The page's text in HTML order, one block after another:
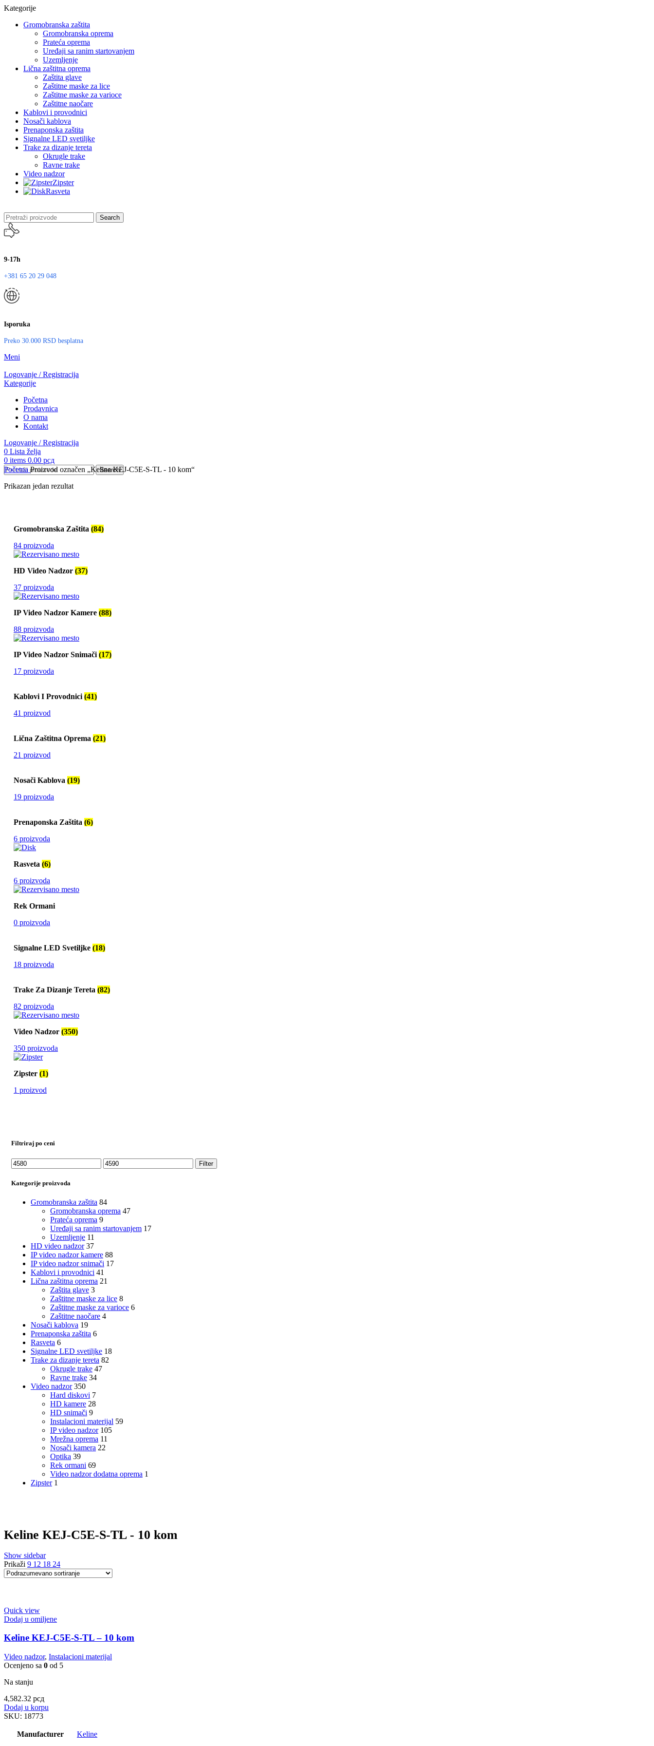
Kategorije
Gromobranska zaštita
Gromobranska oprema
Prateća oprema
Uređaji sa ranim startovanjem
Uzemljenje
Lična zaštitna oprema
Zaštita glave
Zaštitne maske za lice
Zaštitne maske za varioce
Zaštitne naočare
Kablovi i provodnici
Nosači kablova
Prenaponska zaštita
Signalne LED svetiljke
Trake za dizanje tereta
Okrugle trake
Ravne trake
Video nadzor
Zipster
Rasveta
Search
9-17h
+381 65 20 29 048
Isporuka
Preko 30.000 RSD besplatna
Meni
Logovanje / Registracija
Kategorije
Početna
Prodavnica
O nama
Kontakt
Logovanje / Registracija
0 Lista želja
0 items 0.00 рсд
Search
Početna Proizvod označen „Keline KEJ-C5E-S-TL - 10 kom“
Prikazan jedan rezultat
Gromobranska Zaštita (84)
84 proizvoda
HD Video Nadzor (37)
37 proizvoda
IP Video Nadzor Kamere (88)
88 proizvoda
IP Video Nadzor Snimači (17)
17 proizvoda
Kablovi I Provodnici (41)
41 proizvod
Lična Zaštitna Oprema (21)
21 proizvod
Nosači Kablova (19)
19 proizvoda
Prenaponska Zaštita (6)
6 proizvoda
Rasveta (6)
6 proizvoda
Rek Ormani
0 proizvoda
Signalne LED Svetiljke (18)
18 proizvoda
Trake Za Dizanje Tereta (82)
82 proizvoda
Video Nadzor (350)
350 proizvoda
Zipster (1)
1 proizvod
Filtriraj po ceni
Minimalna
cena
Maksimalna
cena
Filter
Kategorije proizvoda
Gromobranska zaštita 84
Gromobranska oprema 47
Prateća oprema 9
Uređaji sa ranim startovanjem 17
Uzemljenje 11
HD video nadzor 37
IP video nadzor kamere 88
IP video nadzor snimači 17
Kablovi i provodnici 41
Lična zaštitna oprema 21
Zaštita glave 3
Zaštitne maske za lice 8
Zaštitne maske za varioce 6
Zaštitne naočare 4
Nosači kablova 19
Prenaponska zaštita 6
Rasveta 6
Signalne LED svetiljke 18
Trake za dizanje tereta 82
Okrugle trake 47
Ravne trake 34
Video nadzor 350
Hard diskovi 7
HD kamere 28
HD snimači 9
Instalacioni materijal 59
IP video nadzor 105
Mrežna oprema 11
Nosači kamera 22
Optika 39
Rek ormani 69
Video nadzor dodatna oprema 1
Zipster 1
Keline KEJ-C5E-S-TL - 10 kom
Show sidebar
Prikaži 9 12 18 24
Quick view
Dodaj u omiljene
Keline KEJ-C5E-S-TL – 10 kom
Video nadzor, Instalacioni materijal
Ocenjeno sa 0 od 5
Na stanju
4,582.32 рсд
Dodaj u korpu
SKU: 18773
Manufacturer Keline